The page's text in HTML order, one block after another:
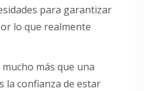
para garantizar
lo que realmente
más que una
la confianza de estar